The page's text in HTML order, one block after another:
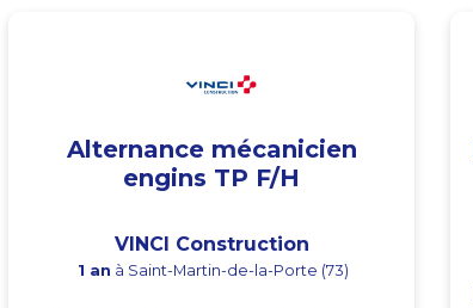
Alternance mécanicien
engins TP F/H
VINCI Construction
1 an à Saint-Martin-de-la-Porte (73)